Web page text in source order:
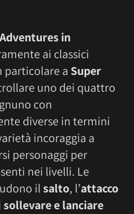
in
ai classici
particolare a Super
uno dei quattro
con
diverse in termini
incoraggia a
personaggi per
nei livelli. Le
ilsalto, l’attacco
sollevare e lanciare